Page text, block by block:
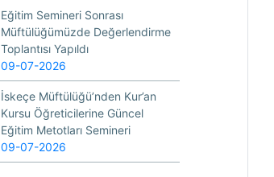
Eğitim Semineri Sonrası
Müftülüğümüzde Değerlendirme
Toplantısı Yapıldı
09-07-2026
İskeçe Müftülüğü’nden Kur’an
Kursu Öğreticilerine Güncel
Eğitim Metotları Semineri
09-07-2026